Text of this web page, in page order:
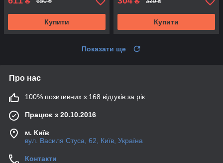
Купити Купити
Показати ще
Про нас
100% позитивних з 168 відгуків за рік
Працює з 20.10.2016
м. Київ
вул. Василя Стуса, 62, Київ, Україна
Контакти